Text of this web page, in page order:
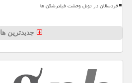
خردسالان در تونل وحشت فیلترشکن ها
جدیدترین ها